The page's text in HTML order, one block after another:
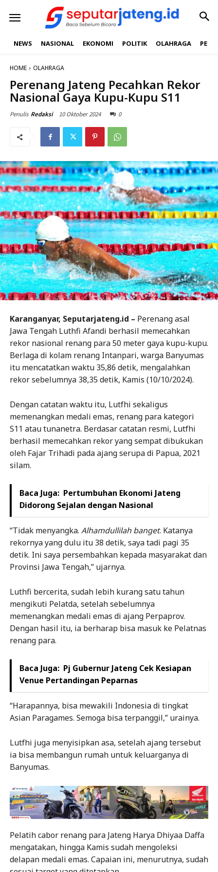
NEWS NASIONAL EKONOMI POLITIK OLAHRAGA
HOME OLAHRAGA
Perenang Jateng Pecahkan Rekor
Nasional Gaya Kupu-Kupu S11
Penulis Redaksi 10 Oktober 2024 0
Karanganyar, Seputarjateng.id – Perenang asal
Jawa Tengah Luthfi Afandi berhasil memecahkan
rekor nasional renang para 50 meter gaya kupu-kupu.
Berlaga di kolam renang Intanpari, warga Banyumas
itu mencatatkan waktu 35,86 detik, mengalahkan
rekor sebelumnya 38,35 detik, Kamis (10/10/2024).
Dengan catatan waktu itu, Lutfhi sekaligus
memenangkan medali emas, renang para kategori
S11 atau tunanetra. Berdasar catatan resmi, Lutfhi
berhasil memecahkan rekor yang sempat dibukukan
oleh Fajar Trihadi pada ajang serupa di Papua, 2021
silam.
Baca Juga: Pertumbuhan Ekonomi Jateng
Didorong Sejalan dengan Nasional
“Tidak menyangka. Alhamdullilah banget. Katanya
rekornya yang dulu itu 38 detik, saya tadi pagi 35
detik. Ini saya persembahkan kepada masyarakat dan
Provinsi Jawa Tengah,” ujarnya.
Luthfi bercerita, sudah lebih kurang satu tahun
mengikuti Pelatda, setelah sebelumnya
memenangkan medali emas di ajang Perpaprov.
Dengan hasil itu, ia berharap bisa masuk ke Pelatnas
renang para.
Baca Juga: Pj Gubernur Jateng Cek Kesiapan
Venue Pertandingan Peparnas
“Harapannya, bisa mewakili Indonesia di tingkat
Asian Paragames. Semoga bisa terpanggil,” urainya.
Lutfhi juga menyisipkan asa, setelah ajang tersebut
ia bisa membangun rumah untuk keluarganya di
Banyumas.
Pelatih cabor renang para Jateng Harya Dhiyaa Daffa
mengatakan, hingga Kamis sudah mengoleksi
delapan medali emas. Capaian ini, menurutnya, sudah